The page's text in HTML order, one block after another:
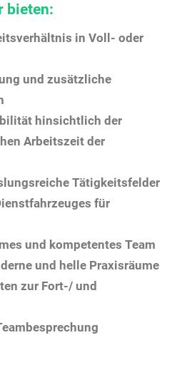
bieten:
in Voll- oder
und zusätzliche
hinsichtlich der
Arbeitszeit der
Tätigkeitsfelder
für
und kompetentes Team
und helle Praxisräume
zur Fort-/ und